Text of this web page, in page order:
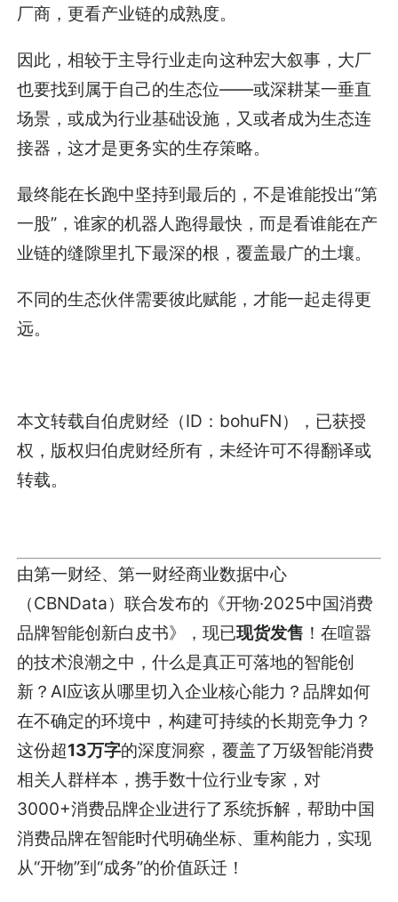
厂商，更看产业链的成熟度。
因此，相较于主导行业走向这种宏大叙事，大厂
也要找到属于自己的生态位——或深耕某一垂直
场景，或成为行业基础设施，又或者成为生态连
接器，这才是更务实的生存策略。
最终能在长跑中坚持到最后的，不是谁能投出“第
一股”，谁家的机器人跑得最快，而是看谁能在产
业链的缝隙里扎下最深的根，覆盖最广的土壤。
不同的生态伙伴需要彼此赋能，才能一起走得更
远。
本文转载自伯虎财经（ID：bohuFN），已获授
权，版权归伯虎财经所有，未经许可不得翻译或
转载。
由第一财经、第一财经商业数据中心
（CBNData）联合发布的《开物·2025中国消费
品牌智能创新白皮书》，现已现货发售 ！在喧嚣
的技术浪潮之中，什么是真正可落地的智能创
新？AI应该从哪里切入企业核心能力？品牌如何
在不确定的环境中，构建可持续的长期竞争力？
这份超13万字的深度洞察，覆盖了万级智能消费
相关人群样本，携手数十位行业专家，对
3000+消费品牌企业进行了系统拆解，帮助中国
消费品牌在智能时代明确坐标、重构能力，实现
从“开物”到“成务”的价值跃迁！